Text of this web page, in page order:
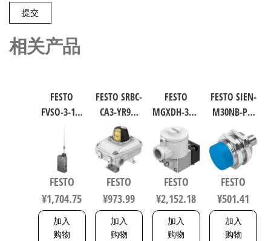
相关产品
FESTO
FVSO-3-1/8
化零部件
规格3 3877
FESTO
¥1,704.75
加入
购物
FESTO SRBC-
CA3-YR90-
MW-1-1WG-
C2-EX6 工业
自动化零
部件 规格1
8137093
FESTO
¥973.99
加入
购物
FESTO
MGXDH-3/2-
1.2-24DC-EX
工业自动
化零部件
规格1.2
535615
FESTO
¥2,152.18
加入
购物
FESTO SIEN-
M30NB-PS-
S-L 电感式
接近传感
器 符合EN
60947-5-2
150443
FESTO
¥501.41
加入
购物